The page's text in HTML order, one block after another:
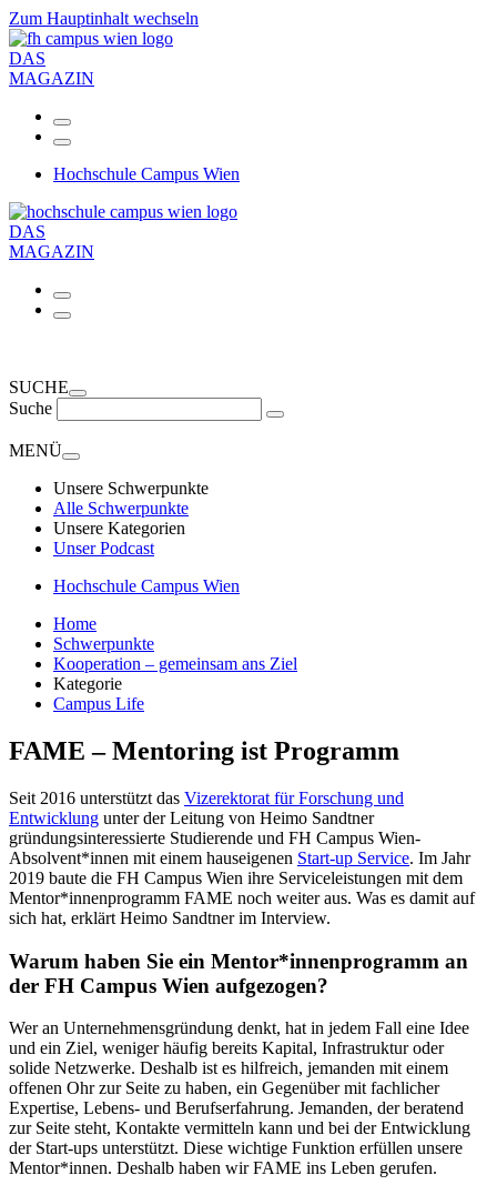
Zum Hauptinhalt wechseln
DAS
MAGAZIN
Hochschule Campus Wien
DAS
MAGAZIN
SUCHE
Suche
MENÜ
Unsere Schwerpunkte
Alle Schwerpunkte
Unsere Kategorien
Unser Podcast
Hochschule Campus Wien
Home
Schwerpunkte
Kooperation – gemeinsam ans Ziel
Kategorie
Campus Life
FAME – Mentoring ist Programm
Seit 2016 unterstützt das Vizerektorat für Forschung und
Entwicklung unter der Leitung von Heimo Sandtner
gründungsinteressierte Studierende und FH Campus Wien-
Absolvent*innen mit einem hauseigenen Start-up Service. Im Jahr
2019 baute die FH Campus Wien ihre Serviceleistungen mit dem
Mentor*innenprogramm FAME noch weiter aus. Was es damit auf
sich hat, erklärt Heimo Sandtner im Interview.
Warum haben Sie ein Mentor*innenprogramm an
der FH Campus Wien aufgezogen?
Wer an Unternehmensgründung denkt, hat in jedem Fall eine Idee
und ein Ziel, weniger häufig bereits Kapital, Infrastruktur oder
solide Netzwerke. Deshalb ist es hilfreich, jemanden mit einem
offenen Ohr zur Seite zu haben, ein Gegenüber mit fachlicher
Expertise, Lebens- und Berufserfahrung. Jemanden, der beratend
zur Seite steht, Kontakte vermitteln kann und bei der Entwicklung
der Start-ups unterstützt. Diese wichtige Funktion erfüllen unsere
Mentor*innen. Deshalb haben wir FAME ins Leben gerufen.